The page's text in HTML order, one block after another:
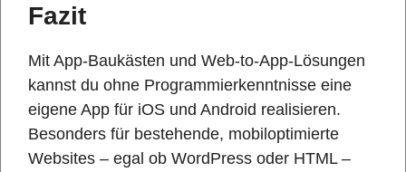
Fazit
Mit App-Baukästen und Web-to-App-Lösungen
kannst du ohne Programmierkenntnisse eine
eigene App für iOS und Android realisieren.
Besonders für bestehende, mobiloptimierte
Websites – egal ob WordPress oder HTML –